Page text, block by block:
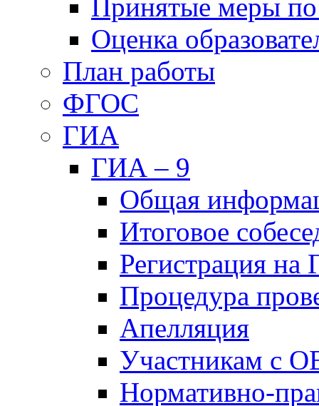
Принятые меры
Оценка
План работы
ФГОС
ГИА
ГИА – 9
Общая
Итоговое
Регистрация
Процедура
Апелляция
Участникам с
Нормативно-